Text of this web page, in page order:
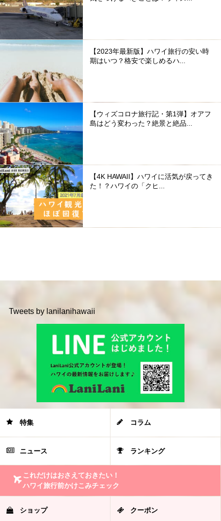
【2023年最新版】ハワイ旅行の安い時
期はいつ？格安で楽しめるハ...
【ウィズコロナ旅行記・第1弾】オアフ
島はどう変わった？絶景と絶品...
【4K HAWAII】ハワイに活気が戻ってき
た！？ハワイの「クヒ...
Tweets by lanilanihawaii
特集 コラム
ニュース ランキング
これだけはおさえておきたい！
ハワイ旅行前かけこみチェック
ショップ クーポン